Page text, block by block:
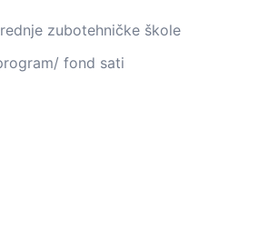
zubotehničke škole
fond sati